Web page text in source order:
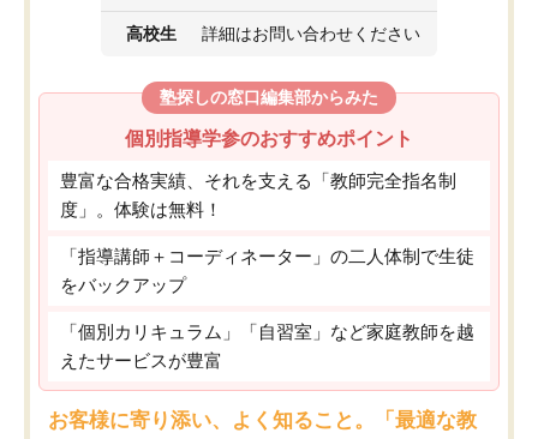
高校生 詳細はお問い合わせください
塾探しの窓口編集部からみた
個別指導学参のおすすめポイント
豊富な合格実績、それを支える「教師完全指名制
度」。体験は無料！
「指導講師＋コーディネーター」の二人体制で生徒
をバックアップ
「個別カリキュラム」「自習室」など家庭教師を越
えたサービスが豊富
お客様に寄り添い、よく知ること。「最適な教